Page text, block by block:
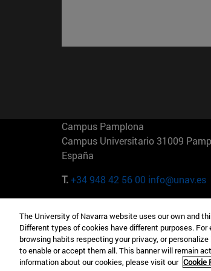
Campus Pamplona
Campus Universitario 31009
España
T.+34 948 42 56 00 info@unav.es
Camino del Cerro Águila 3 28023
Madrid España
T.+34 912 11 30 00
The University of Navarra website uses our own and
Different types of cookies have different purposes.
browsing habits respecting your privacy, or
to enable or accept them all. This banner will remain
information about our cookies, please visit our Cookie